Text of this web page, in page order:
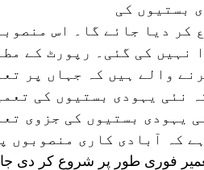
یہودی بستیوں کی
کر دیا جائے گا۔ اس
نہیں کی گئی۔ رپورٹ کے
والے ہیں کہ جہاں پر
نئی یہودی بستیوں کی
یہودی بستیوں کی جزوی
کہ آبادی کاری منصوبوں